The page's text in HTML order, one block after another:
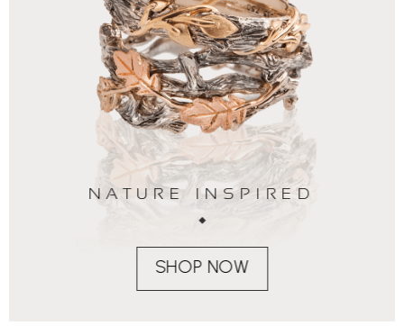
NATURE INSPIRED
SHOP NOW